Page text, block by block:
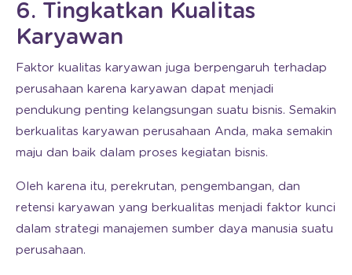
6. Tingkatkan Kualitas
Karyawan
Faktor kualitas karyawan juga berpengaruh terhadap
perusahaan karena karyawan dapat menjadi
pendukung penting kelangsungan suatu bisnis. Semakin
berkualitas karyawan perusahaan Anda, maka semakin
maju dan baik dalam proses kegiatan bisnis.
Oleh karena itu, perekrutan, pengembangan, dan
retensi karyawan yang berkualitas menjadi faktor kunci
dalam strategi manajemen sumber daya manusia suatu
perusahaan.